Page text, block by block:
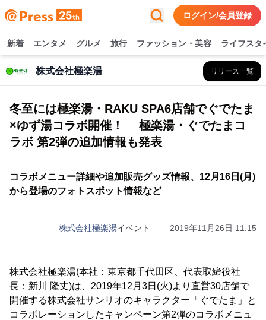
ログイン/会員登録
新着 エンタメ グルメ 旅行 ファッション・美容 ライフスタ
株式会社極楽湯 リリース一覧
冬至には極楽湯・RAKU SPA6店舗でぐでたま
×ゆず湯コラボ開催！ 極楽湯・ぐでたまコ
ラボ 第2弾の追加情報も発表
コラボメニュー詳細や追加販売グッズ情報、12月16日(月)
から登場のフォトスポット情報など
株式会社極楽湯イベント 2019年11月26日 11:15
株式会社極楽湯(本社：東京都千代田区、代表取締役社
長：新川 隆丈)は、2019年12月3日(火)より直営30店舗で
開催する株式会社サンリオのキャラクター「ぐでたま」と
コラボレーションしたキャンペーン第2弾のコラボメニュ